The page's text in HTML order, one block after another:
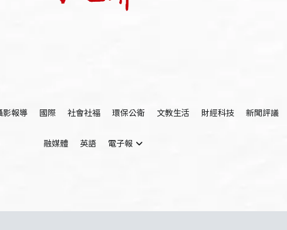
影報導 國際 社會社福 環保公衛 文教生活 財經科技 新聞評議
融媒體 英語 電子報